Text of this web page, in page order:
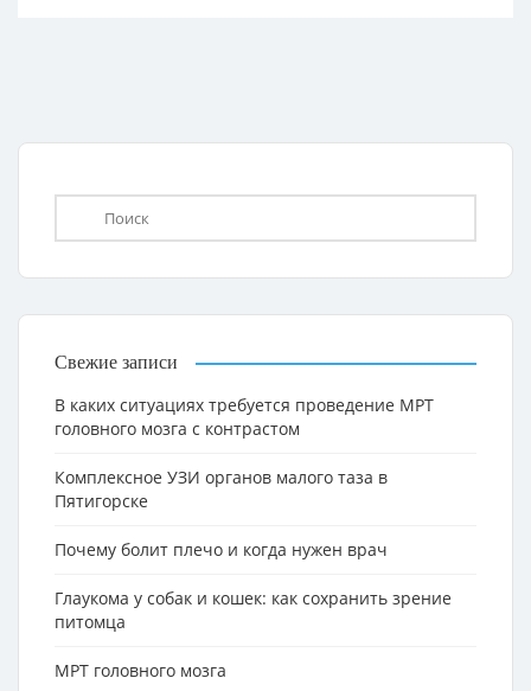
Свежие записи
В каких ситуациях требуется проведение МРТ
головного мозга с контрастом
Комплексное УЗИ органов малого таза в
Пятигорске
Почему болит плечо и когда нужен врач
Глаукома у собак и кошек: как сохранить зрение
питомца
МРТ головного мозга